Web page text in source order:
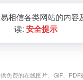
相信各类网站的内容
读: 安全提示